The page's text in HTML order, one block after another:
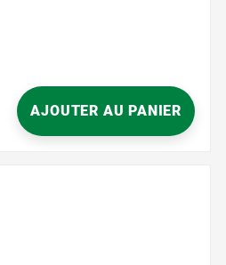
du quotidien comme pour
il s’intègre parfaitement
pour un résultat
des textes nets et des noirs...
AJOUTER AU PANIER